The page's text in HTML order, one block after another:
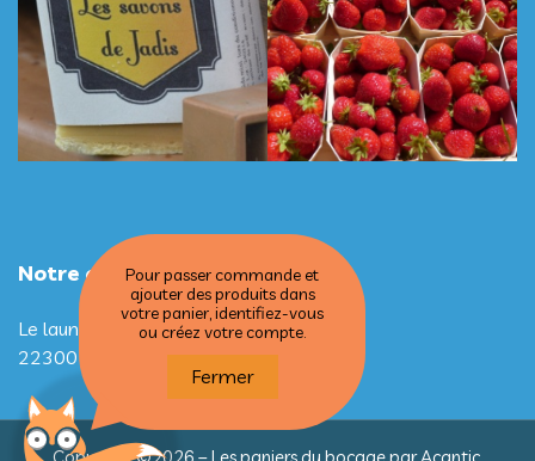
Pour passer commande et
ajouter des produits dans
votre panier, identifiez-vous
ou créez votre compte.
Fermer
Notre adresse
Le launay
22300 PLOUBEZRE